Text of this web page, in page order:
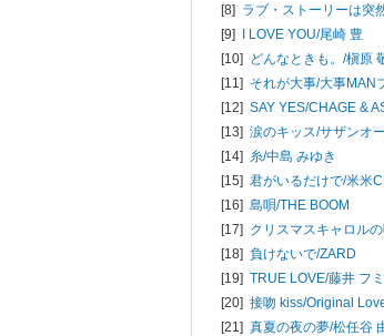
[8] ラブ・ストーリーは突
[9] I LOVE YOU/尾崎 豊
[10] どんなときも。/槇原
[11] それが大事/大事MAN
[12] SAY YES/CHAGE &
[13] 涙のキッス/サザンオ
[14] 糸/中島 みゆき
[15] 君がいるだけで/米米
[16] 島唄/THE BOOM
[17] クリスマスキャロル
[18] 負けないで/ZARD
[19] TRUE LOVE/藤井 フ
[20] 接吻 kiss/Original
[21] 真夏の夜の夢/松任谷